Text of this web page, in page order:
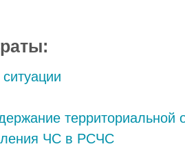
территориальной
ЧС в РCЧC